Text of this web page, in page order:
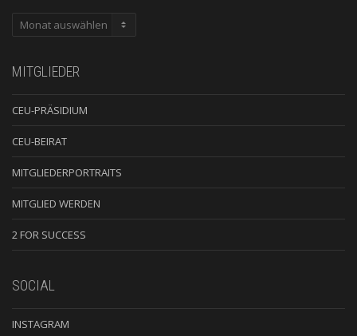
ARCHIV
MITGLIEDER
CEU-PRÄSIDIUM
CEU-BEIRAT
MITGLIEDERPORTRAITS
MITGLIED WERDEN
2 FOR SUCCESS
SOCIAL
INSTAGRAM